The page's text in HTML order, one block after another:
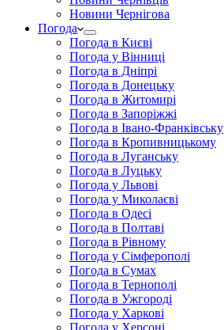
Новини Чернігова
Погода
Погода в Києві
Погода у Вінниці
Погода в Дніпрі
Погода в Донецьку
Погода в Житомирі
Погода в Запоріжжі
Погода в Івано-Франківську
Погода в Кропивницькому
Погода в Луганську
Погода в Луцьку
Погода у Львові
Погода у Миколаєві
Погода в Одесі
Погода в Полтаві
Погода в Рівному
Погода у Сімферополі
Погода в Сумах
Погода в Тернополі
Погода в Ужгороді
Погода у Харкові
Погода у Херсоні